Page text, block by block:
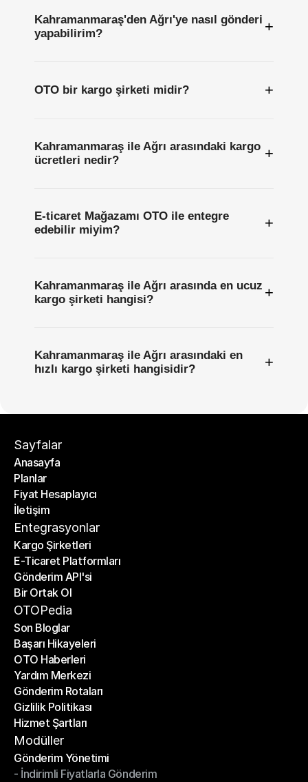
Kahramanmaraş'den Ağrı'ye nasıl gönderi
yapabilirim?
+
OTO bir kargo şirketi midir? +
Kahramanmaraş ile Ağrı arasındaki kargo
ücretleri nedir?
+
E-ticaret Mağazamı OTO ile entegre
edebilir miyim?
+
Kahramanmaraş ile Ağrı arasında en ucuz
kargo şirketi hangisi?
+
Kahramanmaraş ile Ağrı arasındaki en
hızlı kargo şirketi hangisidir?
+
Sayfalar
Anasayfa
Anasayfa
Planlar
Planlar
Fiyat Hesaplayıcı
Fiyat Hesaplayıcı
İletişim
İletişim
Entegrasyonlar
Kargo Şirketleri
Kargo Şirketleri
E-Ticaret Platformları
E-Ticaret Platformları
Gönderim API'si
Gönderim API'si
Bir Ortak Ol
Bir Ortak Ol
OTOPedia
Son Bloglar
Son Bloglar
Başarı Hikayeleri
Başarı Hikayeleri
OTO Haberleri
OTO Haberleri
Yardım Merkezi
Yardım Merkezi
Gönderim Rotaları
Gönderim Rotaları
Gizlilik Politikası
Gizlilik Politikası
Hizmet Şartları
Hizmet Şartları
Modüller
Gönderim Yönetimi
Gönderim Yönetimi
- İndirimli Fiyatlarla Gönderim